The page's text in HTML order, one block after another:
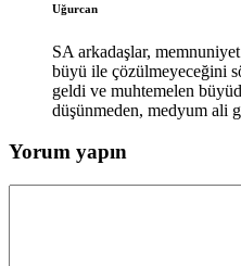
Uğurcan
SA arkadaşlar,
büyü ile çözülmeyeceğini
geldi ve muhtemelen
düşünmeden, medyum ali
Yorum yapın